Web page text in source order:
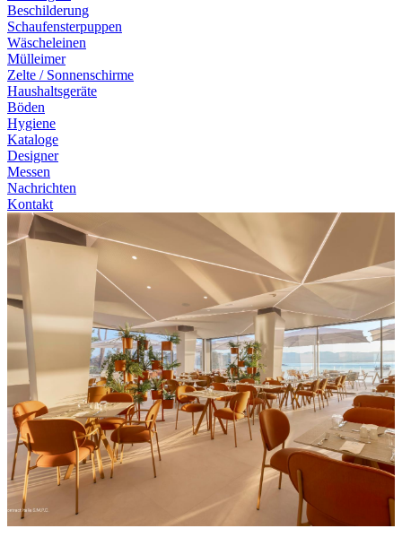
Beschilderung
Schaufensterpuppen
Wäscheleinen
Mülleimer
Zelte / Sonnenschirme
Haushaltsgeräte
Böden
Hygiene
Kataloge
Designer
Messen
Nachrichten
Kontakt